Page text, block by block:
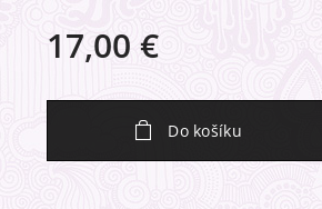
17,00 €
Do košíku